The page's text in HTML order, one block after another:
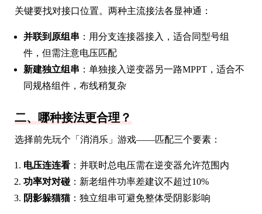
关键要找对接口位置。两种主流接法各显神通：
并联到原组串 ：用分支连接器接入，适合同型号组
件，但需注意电压匹配
新建独立组串 ：单独接入逆变器另一路MPPT，适合不
同规格组件，布线稍复杂
二、哪种接法更合理？
选择前先玩个「消消乐」游戏——匹配三个要素：
电压连连看 ：并联时总电压需在逆变器允许范围内
功率对对碰 ：新老组件功率差建议不超过10%
阴影躲猫猫：独立组串可避免整体受阴影影响